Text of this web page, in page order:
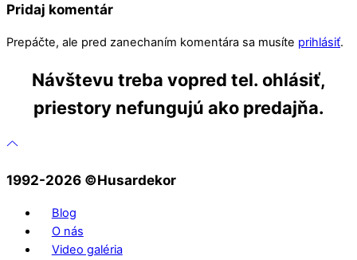
Pridaj komentár
Prepáčte, ale pred zanechaním komentára sa musíte prihlásiť.
Návštevu treba vopred tel. ohlásiť,
priestory nefungujú ako predajňa.
1992-2026 ©️Husardekor
Blog
O nás
Video galéria